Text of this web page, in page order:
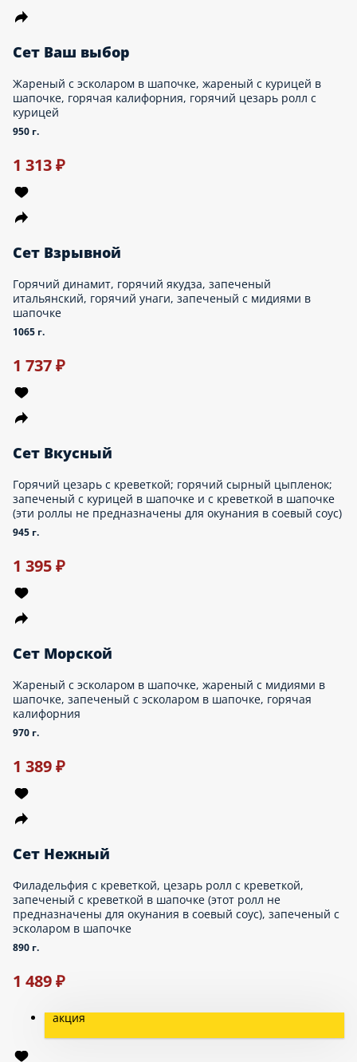
757 ₽
Сет Вау
Роллы: Дракон 1/2, Сырный цыпленок, Буто - комплектация к
желанию можно приобрести отдельно через раздел «Допы» -
на фото, сообщите операторам, пожалуйста, либо можете
указать это в комментариях.
857 ₽999 ₽
акция
Калифорния с крабом. - комплектация к заказу платная -
палочки, соевый соус, имбирь, васаби по желанию можно
приобрести отдельно через раздел «Допы»
560 г.
Сет Горячий
комплектация к заказу платная - палочки, соевый соус, имбирь,
васаби по желанию можно приобрести отдельно через раздел
«Допы» - поливка роллов идёт змейкой. Если необходимы
капельки, как на фото, сообщите операторам, пожалуйста, либо
720 г.
985 ₽1 100 ₽
НОВИНКА
акция
Сет Лососевый
Пицца Лососевая 25см, классический ролл с лососем, жаренный
заказу платная - палочки, соевый соус, имбирь, васаби по
желанию можно приобрести отдельно через раздел «Допы»
880 г.
1 467 ₽1 599 ₽
Пиццы 30см: Гавайская, Цезарь
1020 г.